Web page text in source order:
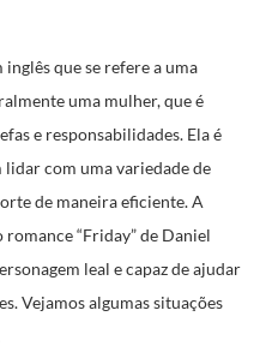
inglês que se refere a uma
uma mulher, que é
e responsabilidades. Ela é
com uma variedade de
de maneira eficiente. A
“Friday” de Daniel
leal e capaz de ajudar
Vejamos algumas situações